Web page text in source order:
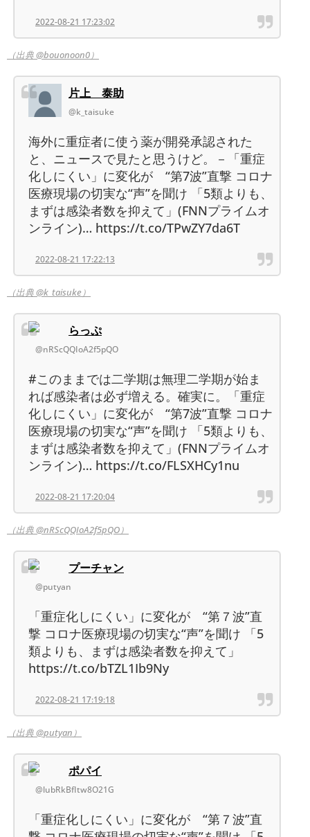
2022-08-21 17:23:02
（出典 @bouonoon0）
片上 泰助
@k_taisuke
海外に重症者に使う薬が開発承認された
と、ニュースで見たと思うけど。－「重症
化しにくい」に変化が “第7波”直撃 コロナ
医療現場の切実な“声”を聞け 「5類よりも、
まずは感染者数を抑えて」(FNNプライムオ
ンライン)… https://t.co/TPwZY7da6T
2022-08-21 17:22:13
（出典 @k_taisuke）
らっぷ
@nRScQQIoA2f5pQO
#このままでは二学期は無理二学期が始ま
れば感染者は必ず増える。確実に。「重症
化しにくい」に変化が “第7波”直撃 コロナ
医療現場の切実な“声”を聞け 「5類よりも、
まずは感染者数を抑えて」(FNNプライムオ
ンライン)… https://t.co/FLSXHCy1nu
2022-08-21 17:20:04
（出典 @nRScQQIoA2f5pQO）
プーチャン
@putyan
「重症化しにくい」に変化が “第７波”直
撃 コロナ医療現場の切実な“声”を聞け 「5
類よりも、まずは感染者数を抑えて」
https://t.co/bTZL1Ib9Ny
2022-08-21 17:19:18
（出典 @putyan）
ポパイ
@lubRkBfItw8O21G
「重症化しにくい」に変化が “第７波”直